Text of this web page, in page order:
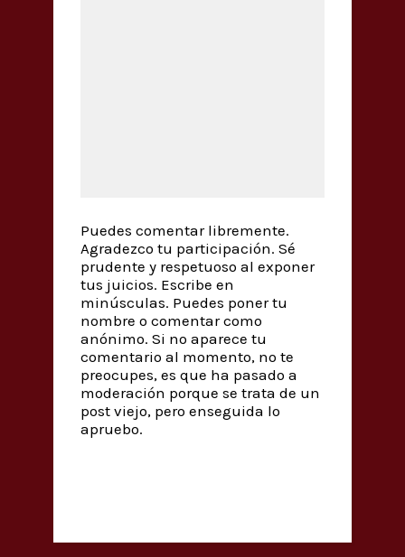
Puedes comentar libremente.
Agradezco tu participación. Sé
prudente y respetuoso al exponer
tus juicios. Escribe en
minúsculas. Puedes poner tu
nombre o comentar como
anónimo. Si no aparece tu
comentario al momento, no te
preocupes, es que ha pasado a
moderación porque se trata de un
post viejo, pero enseguida lo
apruebo.